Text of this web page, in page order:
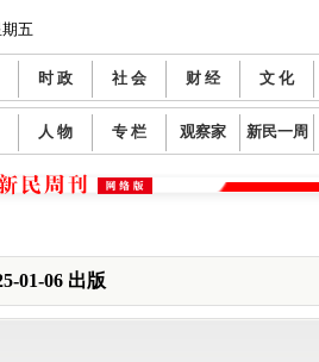
五
时 政 社 会 财 经 文 化
人 物 专 栏 观察家 新民一周
01-06 出版